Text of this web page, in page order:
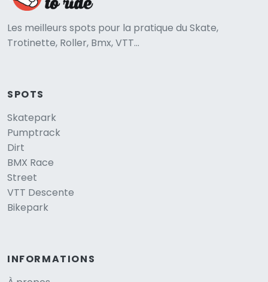
Les meilleurs spots pour la pratique du Skate,
Trotinette, Roller, Bmx, VTT...
SPOTS
Skatepark
Pumptrack
Dirt
BMX Race
Street
VTT Descente
Bikepark
INFORMATIONS